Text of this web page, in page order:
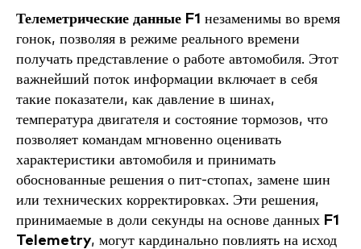
Телеметрические данные F1 незаменимы во время
гонок, позволяя в режиме реального времени
получать представление о работе автомобиля. Этот
важнейший поток информации включает в себя
такие показатели, как давление в шинах,
температура двигателя и состояние тормозов, что
позволяет командам мгновенно оценивать
характеристики автомобиля и принимать
обоснованные решения о пит-стопах, замене шин
или технических корректировках. Эти решения,
принимаемые в доли секунды на основе данных F1
Telemetry, могут кардинально повлиять на исход